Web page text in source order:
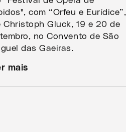
com “Orfeu e Eurídice”,
Christoph Gluck, 19 e 20 de
no Convento de São
das Gaeiras.
mais